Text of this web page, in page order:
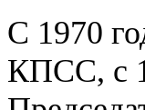
С 1970
КПСС, с